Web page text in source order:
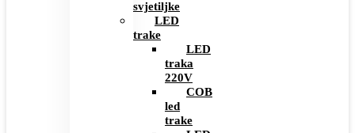
svjetiljke
LED
trake
LED
traka
220V
COB
led
trake